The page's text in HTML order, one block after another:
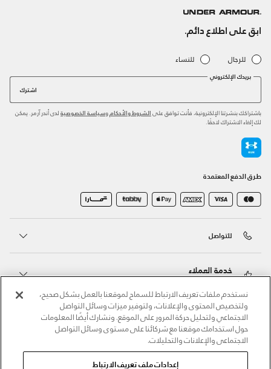
ابق على اطلاع دائم.
للرجال للنساء
بريدك الإلكتروني
اشترك
باشتراكك بنشرتنا الإلكترونية، فأنت توافق على الشروط والأحكام وسياسة الخصوصية لدى أندر آرمر. يمكن
لك إلغاء الاشتراك لاحقًا.
طرق الدفع المعتمدة
للتواصل
خدمة العملاء
حول أندر آرمر
أندر آرمر على الشبكات الاجتماعية
نستخدم ملفات تعريف الارتباط للسماح لموقعنا بالعمل بشكل صحيح،
ولتخصيص المحتوى والإعلانات، ولتوفير ميزات وسائل التواصل
الاجتماعي ولتحليل حركة المرور على الموقع. ونشارك أيضًا المعلومات
حول استخدامك موقعنا مع شركائنا على مستوى وسائل التواصل
الاجتماعي والإعلانات والتحليلات.
إعدادات ملف تعريف الارتباط